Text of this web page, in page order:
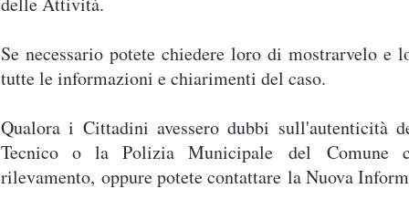
Se necessario potete chiedere loro di mostrarvelo
tutte le informazioni e chiarimenti del caso.
Qualora i Cittadini avessero dubbi
Tecnico o la Polizia Municipale del Comune
rilevamento, oppure potete contattare la Nuova